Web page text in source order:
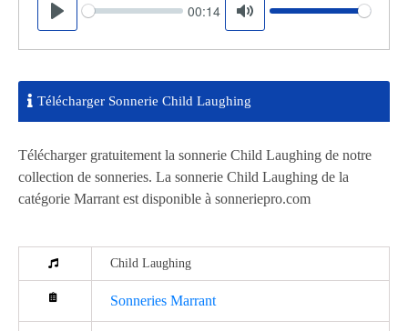
Play
Seek 00:14
Mute
Volume
Télécharger Sonnerie Child Laughing
Télécharger gratuitement la sonnerie Child Laughing de notre
collection de sonneries. La sonnerie Child Laughing de la
catégorie Marrant est disponible à sonneriepro.com
Child Laughing
Sonneries Marrant